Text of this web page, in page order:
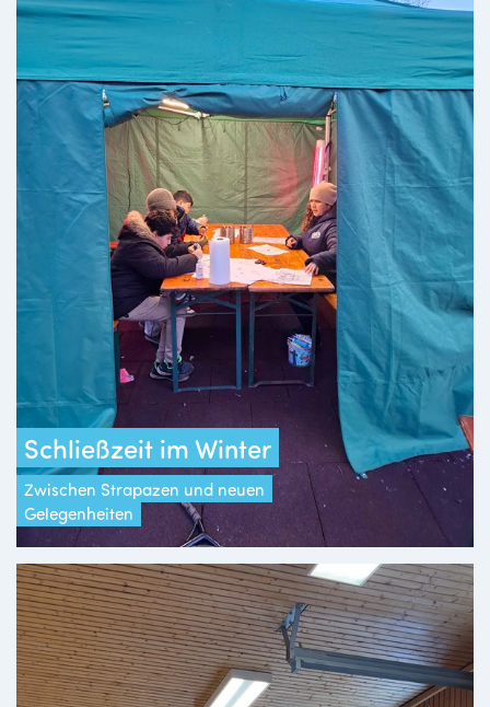
Schließzeit im Winter
Zwischen Strapazen und neuen
Gelegenheiten